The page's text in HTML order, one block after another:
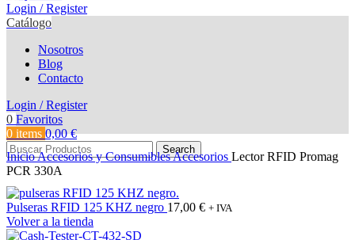
Login / Register
Catálogo
Nosotros
Blog
Contacto
Login / Register
0 Favoritos
0 items 0,00€
Search
InicioAccesorios y ConsumiblesAccesorios Lector RFID Promag
PCR 330A
Pulseras RFID 125 KHZ negro 17,00 € + IVA
Volver a la tienda